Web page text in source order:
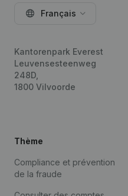
Français
Kantorenpark Everest
Leuvensesteenweg
248D,
1800 Vilvoorde
Thème
Compliance et prévention
de la fraude